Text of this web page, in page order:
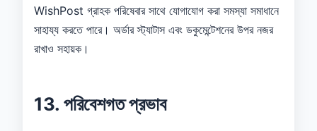
WishPost গ্রাহক পরিষেবার সাথে যোগাযোগ করা সমস্যা সমাধানে
সাহায্য করতে পারে। অর্ডার স্ট্যাটাস এবং ডকুমেন্টেশনের উপর নজর
রাখাও সহায়ক।
13. পরিবেশগত প্রভাব